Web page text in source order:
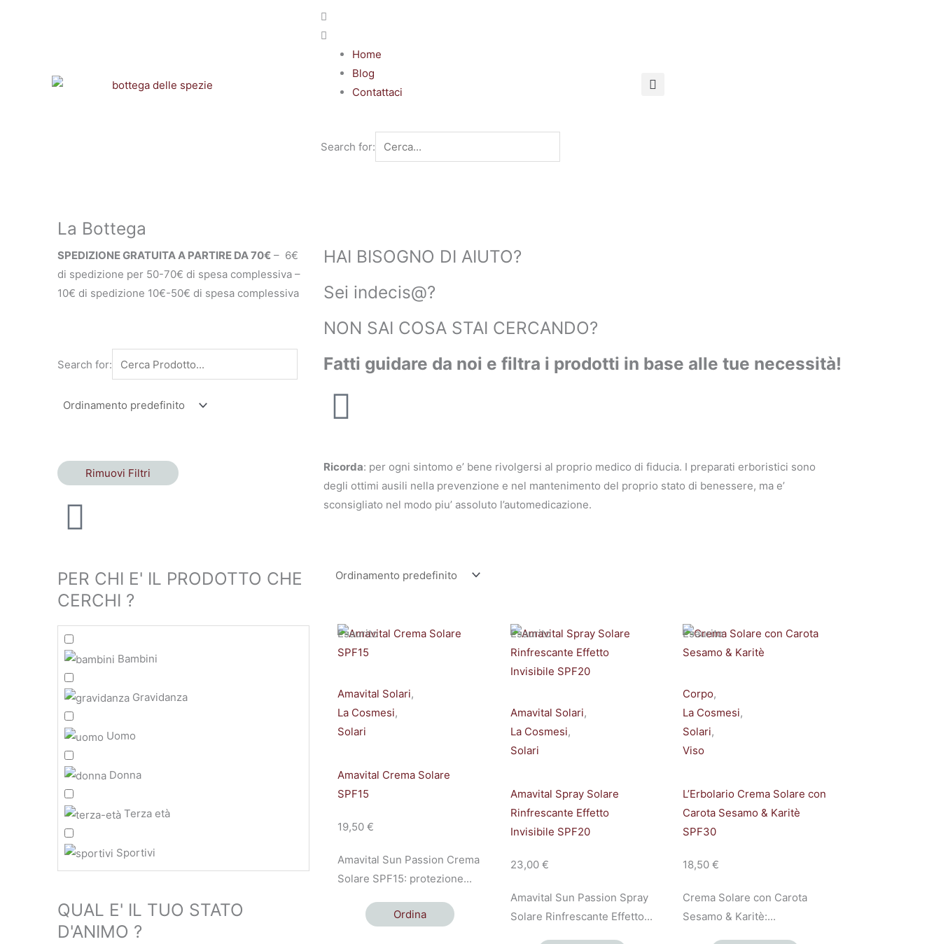
Home
Blog
Contattaci
Search for:
La Bottega
SPEDIZIONE GRATUITA A PARTIRE DA 70€ – 6€
di spedizione per 50-70€ di spesa complessiva –
10€ di spedizione 10€-50€ di spesa complessiva
Search for:
Rimuovi Filtri
PER CHI E' IL PRODOTTO CHE
CERCHI ?
Bambini
Gravidanza
Uomo
Donna
Terza età
Sportivi
QUAL E' IL TUO STATO
D'ANIMO ?
HAI BISOGNO DI AIUTO?
Sei indecis@?
NON SAI COSA STAI CERCANDO?
Fatti guidare da noi e filtra i prodotti in base alle tue necessità!
Ricorda: per ogni sintomo e’ bene rivolgersi al proprio medico di fiducia. I preparati erboristici sono
degli ottimi ausili nella prevenzione e nel mantenimento del proprio stato di benessere, ma e’
sconsigliato nel modo piu’ assoluto l’automedicazione.
Esaurito
Amavital Solari,
La Cosmesi,
Solari
Amavital Crema Solare
SPF15
19,50 €
Amavital Sun Passion Crema
Solare SPF15: protezione...
Ordina
Esaurito
Amavital Solari,
La Cosmesi,
Solari
Amavital Spray Solare
Rinfrescante Effetto
Invisibile SPF20
23,00 €
Amavital Sun Passion Spray
Solare Rinfrescante Effetto...
Esaurito
Corpo,
La Cosmesi,
Solari,
Viso
L’Erbolario Crema Solare con
Carota Sesamo & Karitè
SPF30
18,50€
Crema Solare con Carota
Sesamo & Karitè:...